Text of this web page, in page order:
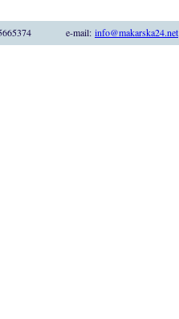
5665374 e-mail: info@makarska24.net